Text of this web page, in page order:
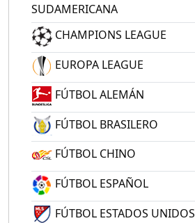
SUDAMERICANA
CHAMPIONS LEAGUE
EUROPA LEAGUE
FÚTBOL ALEMÁN
FÚTBOL BRASILERO
FÚTBOL CHINO
FÚTBOL ESPAÑOL
FÚTBOL ESTADOS UNIDOS